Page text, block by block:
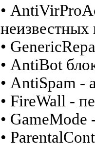
•
неизвестных
•
• AntiBot
• AntiSpam -
• FireWall -
•
•